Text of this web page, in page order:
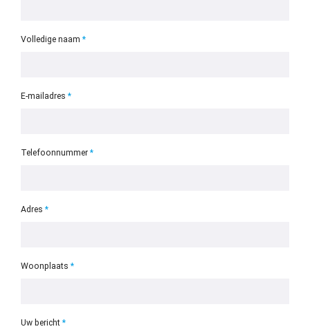
Anderen zochten ook
Volledige naam
E-mailadres
Telefoonnummer
Adres
Woonplaats
Uw bericht